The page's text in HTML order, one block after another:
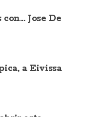
Jose De
a Eivissa